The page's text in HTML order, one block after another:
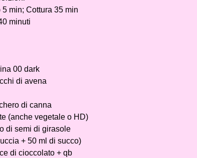
5 min; Cottura 35 min
minuti
00 dark
di avena
di canna
(anche vegetale o HD)
di semi di girasole
+ 50 ml di succo)
di cioccolato + qb